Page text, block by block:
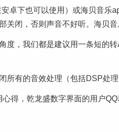
卓下也可以使用）或海贝音
闭，否则声音不好听。海贝
度，我们都是建议用一条短的
有的音效处理（包括DSP处
得，乾龙盛数字界面的用户